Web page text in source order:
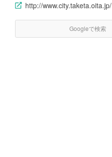
http://www.city.taketa.oita.jp/
Googleで検索